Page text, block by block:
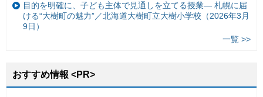
目的を明確に、子ども主体で見通しを立てる授業— 札幌に届
ける“大樹町の魅力”／北海道大樹町立大樹小学校（2026年3月
9日）
一覧 >>
おすすめ情報 <PR>